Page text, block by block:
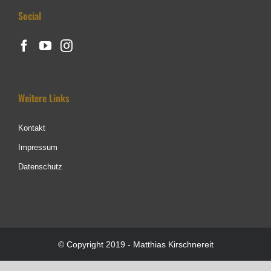
Social
Weitere Links
Kontakt
Impressum
Datenschutz
© Copyright 2019 - Matthias Kirschnereit